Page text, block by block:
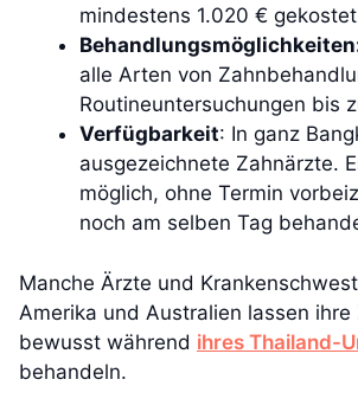
mindestens 1.020 €
alle Arten von
Routineuntersuchungen bis
Verfügbarkeit: In ganz
ausgezeichnete Zahnärzte.
möglich, ohne Termin
noch am selben Tag
Manche Ärzte und
Amerika und Australien lassen ihre
bewusst während ihres Thailand-
behandeln.